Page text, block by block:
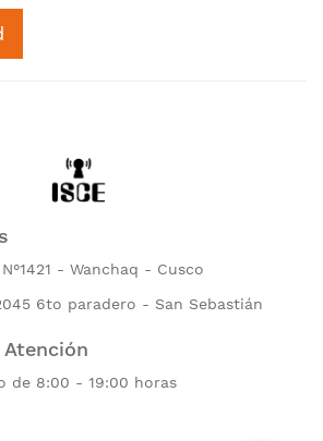
- Wanchaq - Cusco
6to paradero - San Sebastián
de 8:00 - 19:00 horas